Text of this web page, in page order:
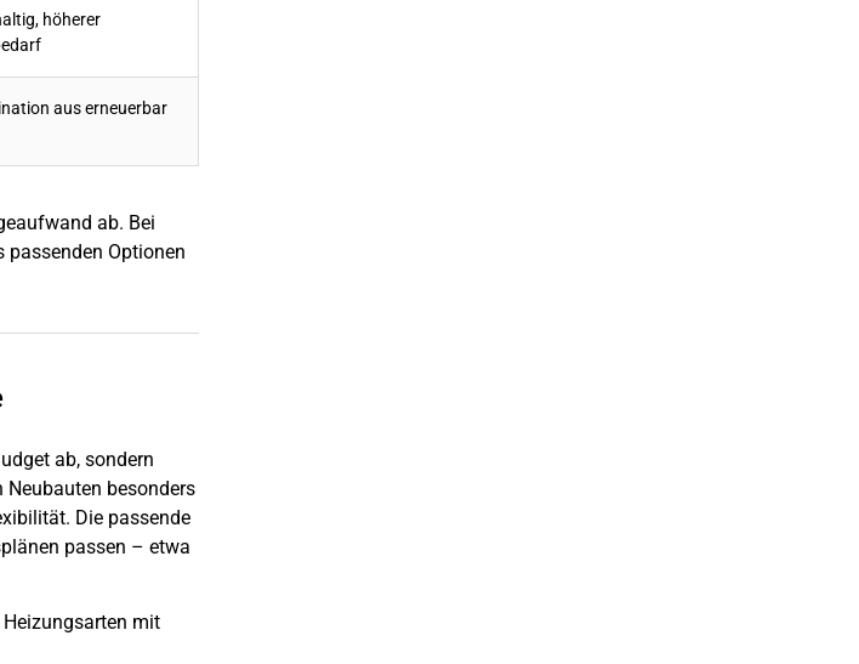
höherer
aus erneuerbar
ab. Bei
passenden Optionen
ab, sondern
besonders
Die passende
passen – etwa
mit